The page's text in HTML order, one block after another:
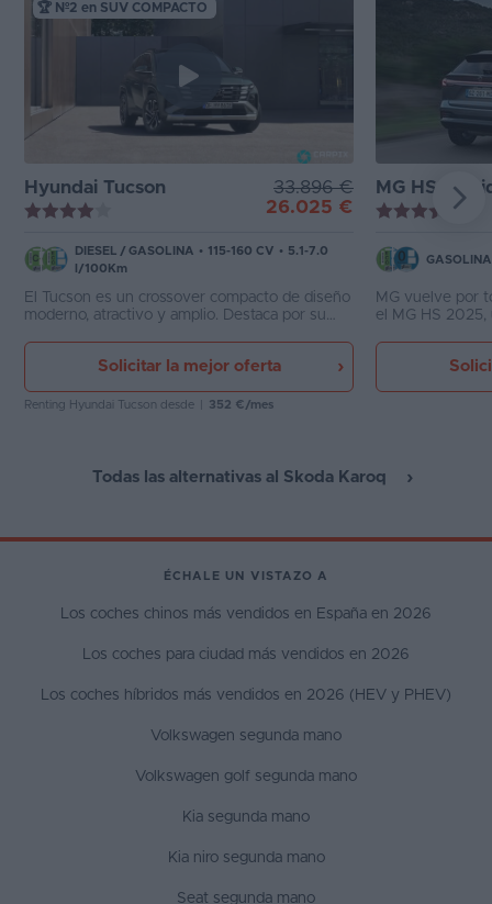
🏆 Nº2 en SUV COMPACTO
Hyundai Tucson
33.896 €
26.025 €
DIESEL / GASOLINA • 115-160 CV • 5.1-7.0
l/100Km
El Tucson es un crossover compacto de diseño
moderno, atractivo y amplio. Destaca por su
terminación muy mejorada y la amplia oferta de
motores con etiqueta ECO.
Solicitar la mejor oferta
Renting Hyundai Tucson desde 352 €/mes
MG HS
GASOLINA
MG vuelve por
el MG HS
sistema
emisiones de
Todas las alternativas al Skoda Karoq
ÉCHALE UN VISTAZO A
Los coches chinos más vendidos en España en 2026
Los coches para ciudad más vendidos en 2026
Los coches híbridos más vendidos en 2026 (HEV y PHEV)
Volkswagen segunda mano
Volkswagen golf segunda mano
Kia segunda mano
Kia niro segunda mano
Seat segunda mano